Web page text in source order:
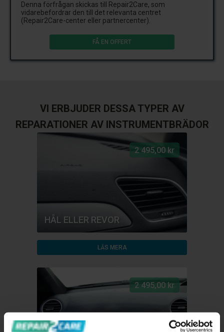
Denna förfrågan skickas till Repair2Care, som
vidarebefordrar den till det relevanta centret
(Repair2Care-center eller partnercenter).
VI ERBJUDER DESSA TYPER AV
REPARATIONER AV INSTRUMENTBRÄDOR
2 495,00 kr
HÅL ELLER REVOR
LÄS MERA
2 495,00 kr